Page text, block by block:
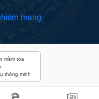
mềm tòa
thông minh